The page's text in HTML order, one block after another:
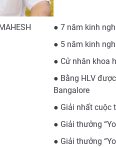
● 7 năm kinh
● 5 năm kinh
● Cử nhân khoa
● Bằng HLV
Bangalore
● Giải nhất cuộc
● Giải thưởng
● Giải thưởng